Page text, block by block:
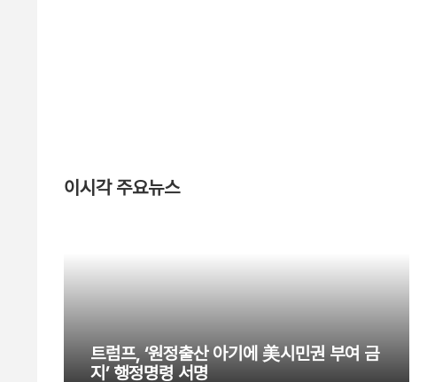
이시각 주요뉴스
트럼프, ‘원정출산 아기에 美시민권 부여 금
지’ 행정명령 서명